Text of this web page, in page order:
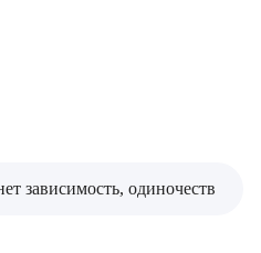
зависимость, одиночество,